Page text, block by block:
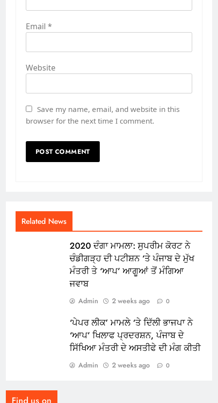
Email *
Website
Save my name, email, and website in this
browser for the next time I comment.
Related News
2020 ਦੰਗਾ ਮਾਮਲਾ: ਸੁਪਰੀਮ ਕੋਰਟ ਨੇ
ਚੰਡੀਗੜ੍ਹ ਦੀ ਪਟੀਸ਼ਨ ‘ਤੇ ਪੰਜਾਬ ਦੇ ਮੁੱਖ
ਮੰਤਰੀ ਤੇ ‘ਆਪ’ ਆਗੂਆਂ ਤੋਂ ਮੰਗਿਆ
ਜਵਾਬ
Admin 2 weeks ago 0
‘ਪੇਪਰ ਲੀਕ’ ਮਾਮਲੇ ‘ਤੇ ਦਿੱਲੀ ਭਾਜਪਾ ਨੇ
‘ਆਪ’ ਖਿਲਾਫ ਪ੍ਰਦਰਸ਼ਨ, ਪੰਜਾਬ ਦੇ
ਸਿੱਖਿਆ ਮੰਤਰੀ ਦੇ ਅਸਤੀਫੇ ਦੀ ਮੰਗ ਕੀਤੀ
Admin 2 weeks ago 0